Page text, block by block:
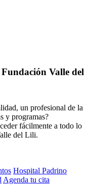
Valle del
un profesional de la
y programas?
fácilmente a todo lo
del Lili.
Hospital Padrino
Agenda tu cita